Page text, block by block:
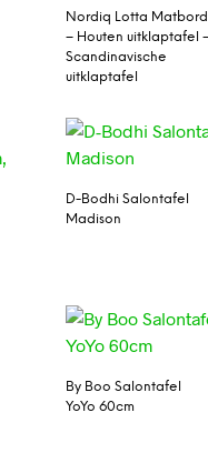
Nordiq Lotta Matbord
– Houten uitklaptafel
Scandinavische
uitklaptafel
D-Bodhi Salontafel
Madison
By Boo Salontafel
YoYo 60cm